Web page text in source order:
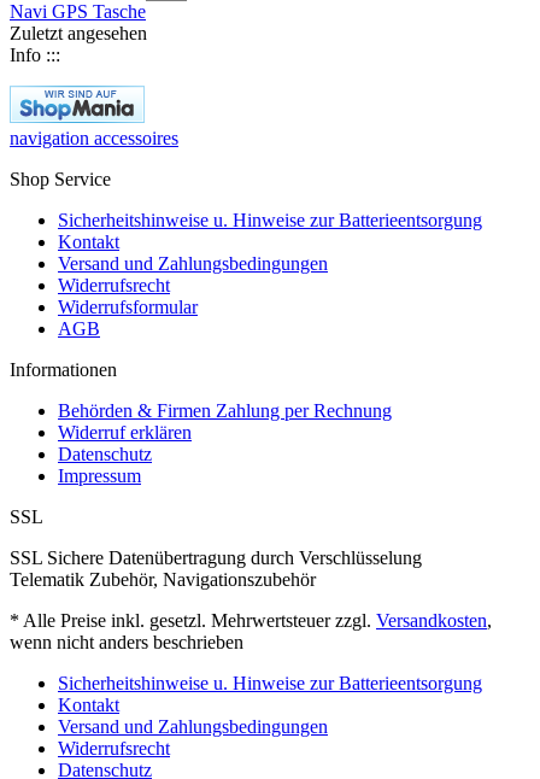
Navi GPS Tasche
Zuletzt angesehen
Info :::
navigation accessoires
Shop Service
Sicherheitshinweise u. Hinweise zur Batterieentsorgung
Kontakt
Versand und Zahlungsbedingungen
Widerrufsrecht
Widerrufsformular
AGB
Informationen
Behörden & Firmen Zahlung per Rechnung
Widerruf erklären
Datenschutz
Impressum
SSL
SSL Sichere Datenübertragung durch Verschlüsselung
Telematik Zubehör, Navigationszubehör
* Alle Preise inkl. gesetzl. Mehrwertsteuer zzgl. Versandkosten,
wenn nicht anders beschrieben
Sicherheitshinweise u. Hinweise zur Batterieentsorgung
Kontakt
Versand und Zahlungsbedingungen
Widerrufsrecht
Datenschutz